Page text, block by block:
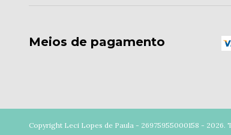
Meios de pagamento
Copyright Leci Lopes de Paula - 26975955000158 - 2026.